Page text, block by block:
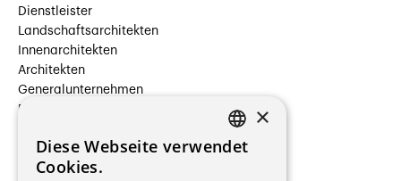
Dienstleister
Landschaftsarchitekten
Innenarchitekten
Architekten
Generalunternehmen
Beauftragte Unternehmen
Hersteller/Lieferanten
Bauherrschaften
FRENCH
×
Diese Webseite verwendet
Cookies.